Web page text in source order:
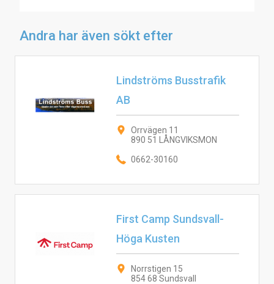
Andra har även sökt efter
Lindströms Busstrafik
AB
Orrvägen 11
890 51 LÅNGVIKSMON
0662-30160
First Camp Sundsvall-
Höga Kusten
Norrstigen 15
854 68 Sundsvall